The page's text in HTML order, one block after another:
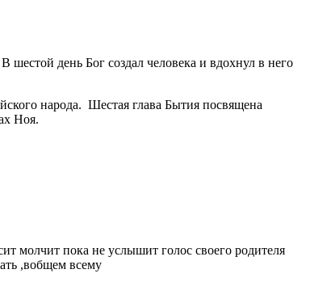
шестой день Бог создал человека и вдохнул в него
народа. Шестая глава Бытия посвящена
Ноя.
молчит пока не услышит голос своего родителя
,вобщем всему